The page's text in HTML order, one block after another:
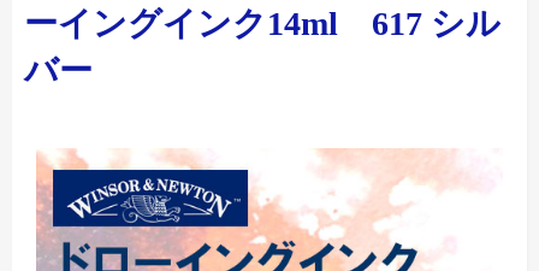
ーイングインク14ml 617 シル
バー